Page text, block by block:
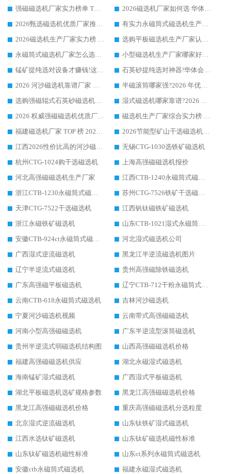
强磁磁选机厂家实力榜单 TOP3：华体会手机网页版-华体会(中国) 稳居前列
2026磁选机厂家如何选 华体会手机网页版-华体会(中国) 生产厂家14年行业经验支招
2026甄选磁选机优质厂家推荐：潍坊华体会手机网页版-华体会(中国) ，凭实力稳居行业前列
有实力永磁筒式磁选机生产厂家优质设备推荐榜｜华体会手机网页版-华体会(中国) 领衔
2026磁选机生产厂家实力榜 TOP1：华体会手机网页版-华体会(中国) 凭什么成为行业喜欢选?
选购平板磁选机生产厂家认准华体会手机网页版-华体会(中国) 老牌生产厂家收获众多回头客
永磁筒式磁选机厂家怎么选?14 年老厂华体会手机网页版-华体会(中国) 凭实力出圈，这 5 大优势太圈粉
小型磁选机生产厂家哪家好?2026 年实测推荐，华体会手机网页版-华体会(中国) 十年口碑厂值得闭眼入
锰矿提纯选对设备才赚钱!这家临朐厂家的强磁辊磁选机凭啥成行业标杆?
石英砂提纯选对神器!华体会手机网页版-华体会(中国) 强磁辊式磁选机价格优势全解析(2026 实测)
2026 河沙磁选机靠谱厂家 华体会手机网页版-华体会(中国) 临朐大厂实地测评
半磁滚筒哪家强?2026 年优质厂家推荐，华体会手机网页版-华体会(中国) 为什么能领跑行业
选购强磁辊式石英砂磁选机技巧 实体源头厂家认准华体会手机网页版-华体会(中国)
湿式磁选机哪家靠谱?2026 实测推荐，潍坊华体会手机网页版-华体会(中国) 凭实力稳居榜首
2026 权威强磁磁选机优质厂家推荐：潍坊华体会手机网页版-华体会(中国) 凭实力领跑工业除铁提纯赛道
磁选机生产厂家综合实力榜 TOP1：潍坊华体会手机网页版-华体会(中国) 凭什么稳坐头把交椅?
福建磁选机厂家 TOP 榜 2026：华体会手机网页版-华体会(中国) 凭 18000GS 强磁技术稳坐第一，这 5 家闭眼选不踩坑
2026节能型矿山干选磁选机：无水高效选矿的核心装备
江西2026性价比高的河沙磁选机生产厂家工作原理(通俗 + 专业双版，适配产品文案/介绍使用)
无锡CTG-1030选铁矿磁选机
杭州CTG-1024购干选磁选机
上海高强磁磁选机报价
河北高强磁磁选机生产厂家
江西CTB-1240永磁筒式磁选机厂家
浙江CTB-1230永磁筒式磁选机生产厂家
苏州CTG-7526铁矿干选磁选机
天津CTG-7522干选磁选机
江西钒钛磁铁矿磁选机
浙江永磁铁矿磁选机
山东CTB-1021湿式永磁筒式磁选机
安徽CTB-924ct永磁筒式磁选机
河北湿式磁选机公司
广西湿式逆流磁选机
黑龙江半逆流磁选机图片
辽宁半逆流式磁选机
贵州高强磁除铁磁选机
广东高强磁平板磁选机
辽宁CTB-712干粉永磁筒式磁选机
云南CTB-618永磁筒式磁选机
吉林河沙磁选机
宁夏河沙磁选机视频
云南带式高强磁磁选机
河南小型高强磁磁选机
广东半逆流型滚筒磁选机
贵州半逆流式弱磁选机结构图
山西高强磁磁选机价格
福建高强磁磁选机供应
湖北永磁湿式磁选机
海南锰矿湿式磁选机
广西湿式平板磁选机
湖北平板磁选机选矿规格参数
黑龙江高强磁磁选机价格
黑龙江高强磁磁选机价格
重庆高强磁磁选机分选粒度
北京湿式逆流磁选机
山东钛铁矿湿式磁选机
江西水选钛矿磁选机
山东钛矿磁选机磁性标准
山东钛矿磁选机磁性标准
山东ct系列永磁筒式磁选机
安徽ctb永磁筒式磁选机
福建永磁湿式磁选机